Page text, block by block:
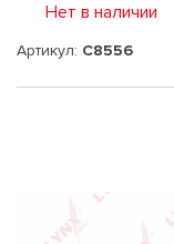
Нет в наличии
Артикул: C8556